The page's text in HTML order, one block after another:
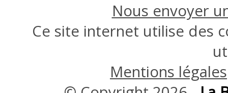
Nous envoyer
Ce site internet utilise des
Mentions légales